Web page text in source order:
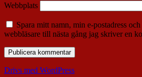
Webbplats
Spara mitt namn, min e-postadress
webbläsare till nästa gång jag skriver en
Drivs med WordPress